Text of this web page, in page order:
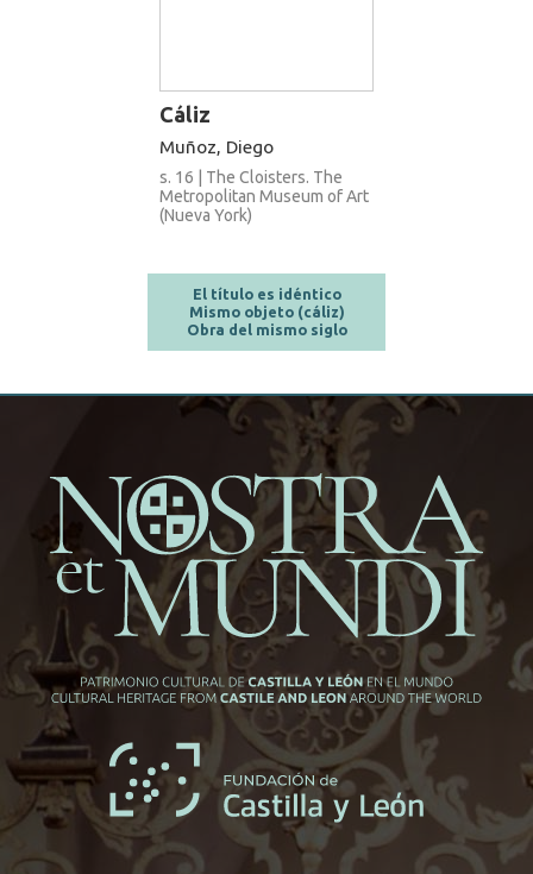
Cáliz
Muñoz, Diego
s. 16 | The Cloisters. The
Metropolitan Museum of Art
(Nueva York)
El título es idéntico
Mismo objeto (cáliz)
Obra del mismo siglo